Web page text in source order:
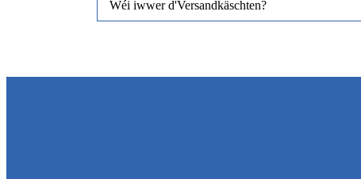
Wéi iwwer d'Versandkäschten?